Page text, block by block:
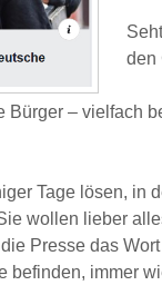
den
– vielfach
Tage lösen, in
wollen lieber
Presse das
befinden, immer